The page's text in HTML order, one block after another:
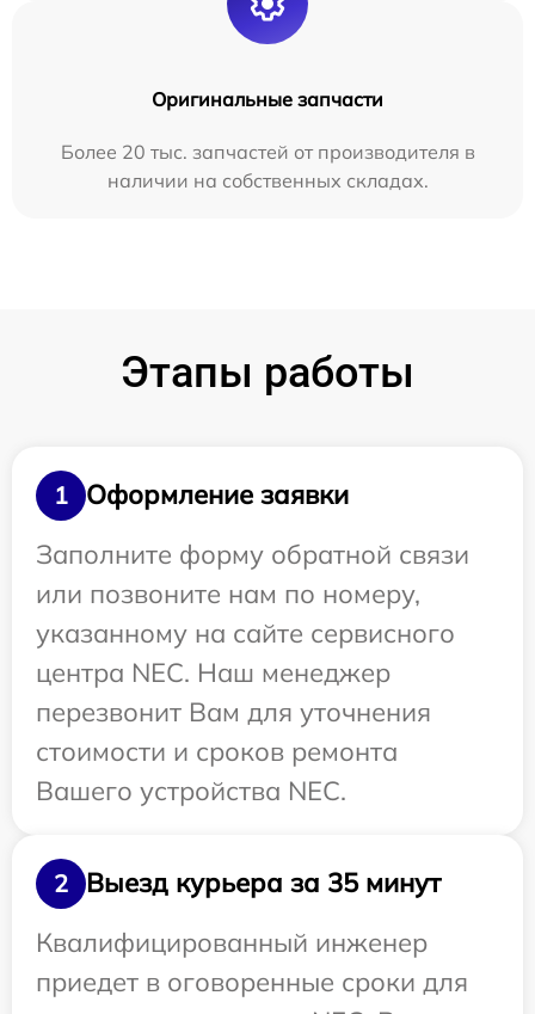
Оригинальные запчасти
Более 20 тыс. запчастей от производителя в
наличии на собственных складах.
Этапы работы
1
Оформление заявки
Заполните форму обратной связи
или позвоните нам по номеру,
указанному на сайте сервисного
центра NEC. Наш менеджер
перезвонит Вам для уточнения
стоимости и сроков ремонта
Вашего устройства NEC.
2
Выезд курьера за 35 минут
Квалифицированный инженер
приедет в оговоренные сроки для